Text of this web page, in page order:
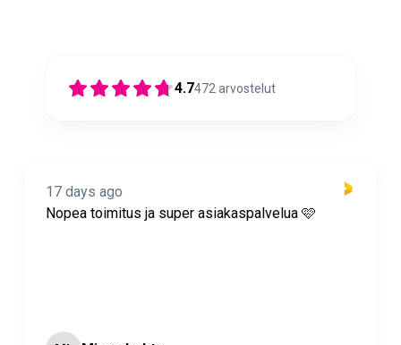
4.7472 arvostelut
17 days ago
Nopea toimitus ja super asiakaspalvelua 🩷